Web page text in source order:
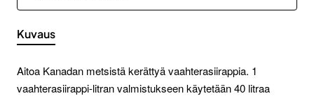
Kuvaus
Aitoa Kanadan metsistä kerättyä vaahterasiirappia. 1
vaahterasiirappi-litran valmistukseen käytetään 40 litraa